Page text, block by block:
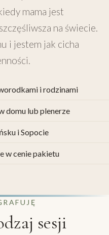
mama jest
na świecie.
i jestem jak cicha
i rodzinami
domu lub plenerze
i Sopocie
w cenie pakietu
sesji